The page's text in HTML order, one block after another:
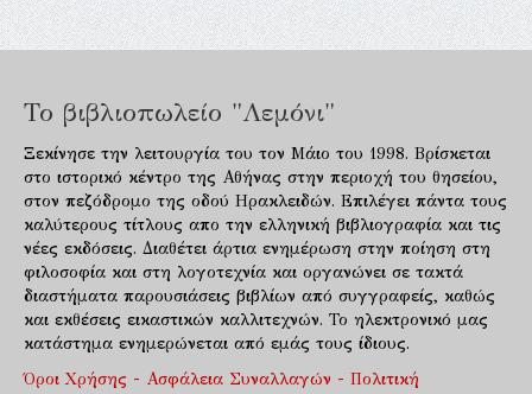
Το βιβλιοπωλείο "Λεμόνι"
Ξεκίνησε την λειτουργία του τον Μάιο του 1998. Βρίσκεται
στο ιστορικό κέντρο της Αθήνας στην περιοχή του θησείου,
στον πεζόδρομο της οδού Ηρακλειδών. Επιλέγει πάντα τους
καλύτερους τίτλους απο την ελληνική βιβλιογραφία και τις
νέες εκδόσεις. Διαθέτει άρτια ενημέρωση στην ποίηση στη
φιλοσοφία και στη λογοτεχνία και οργανώνει σε τακτά
διαστήματα παρουσιάσεις βιβλίων από συγγραφείς, καθώς
και εκθέσεις εικαστικών καλλιτεχνών. Το ηλεκτρονικό μας
κατάστημα ενημερώνεται από εμάς τους ίδιους.
Όροι Χρήσης - Ασφάλεια Συναλλαγών - Πολιτική